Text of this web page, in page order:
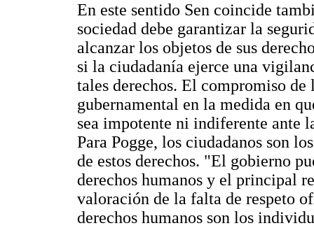
En este sentido Sen coincide
sociedad debe garantizar la
alcanzar los objetos de sus
si la ciudadanía ejerce una
tales derechos. El compromiso
gubernamental en la medida en
sea impotente ni indiferente ante
Para Pogge, los ciudadanos son
de estos derechos. "El gobierno
derechos humanos y el principal
valoración de la falta de respeto
derechos humanos son los